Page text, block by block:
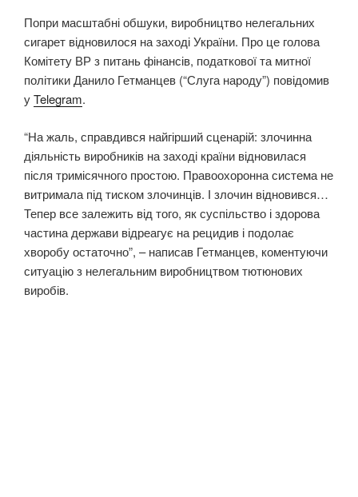
Попри масштабні обшуки, виробництво нелегальних
сигарет відновилося на заході України. Про це голова
Комітету ВР з питань фінансів, податкової та митної
політики Данило Гетманцев (“Слуга народу”) повідомив
уTelegram.
“На жаль, справдився найгірший сценарій: злочинна
діяльність виробників на заході країни відновилася
після тримісячного простою. Правоохоронна система не
витримала під тиском злочинців. І злочин відновився…
Тепер все залежить від того, як суспільство і здорова
частина держави відреагує на рецидив і подолає
хворобу остаточно”, – написав Гетманцев, коментуючи
ситуацію з нелегальним виробництвом тютюнових
виробів.